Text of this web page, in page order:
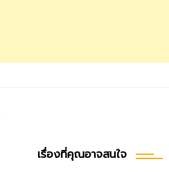
เรื่องที่คุณอาจสนใจ